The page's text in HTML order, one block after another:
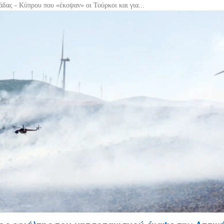
- Κύπρου που «έκοψαν» οι Τούρκοι και για...